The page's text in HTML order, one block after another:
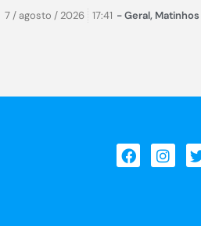
7 / agosto / 2026 17:41 -Geral, Matinhos